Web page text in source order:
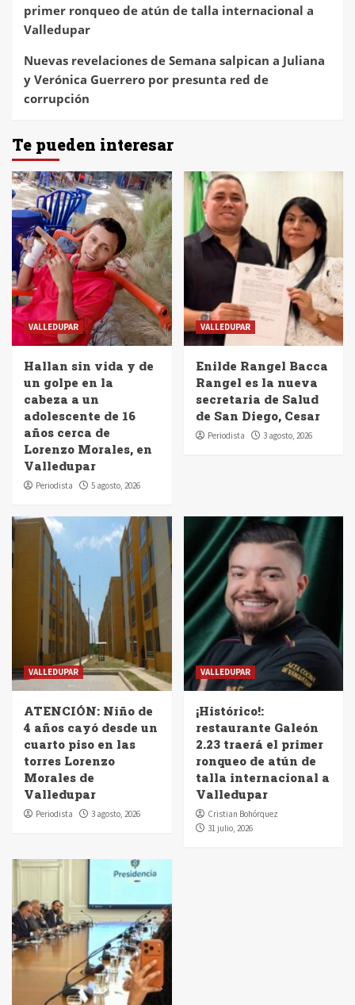
primer ronqueo de atún de talla internacional a
Valledupar
Nuevas revelaciones de Semana salpican a Juliana
y Verónica Guerrero por presunta red de
corrupción
Te pueden interesar
VALLEDUPAR
Hallan sin vida y de
un golpe en la
cabeza a un
adolescente de 16
años cerca de
Lorenzo Morales, en
Valledupar
Periodista 5 agosto, 2026
VALLEDUPAR
Enilde Rangel Bacca
Rangel es la nueva
secretaria de Salud
de San Diego, Cesar
Periodista 3 agosto, 2026
VALLEDUPAR
ATENCIÓN: Niño de
4 años cayó desde un
cuarto piso en las
torres Lorenzo
Morales de
Valledupar
Periodista 3 agosto, 2026
VALLEDUPAR
¡Histórico!:
restaurante Galeón
2.23 traerá el primer
ronqueo de atún de
talla internacional a
Valledupar
Cristian Bohórquez
31 julio, 2026